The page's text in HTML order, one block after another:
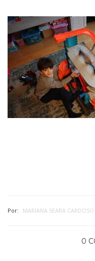
Por: MARIANA SEARA CARDOSO
0